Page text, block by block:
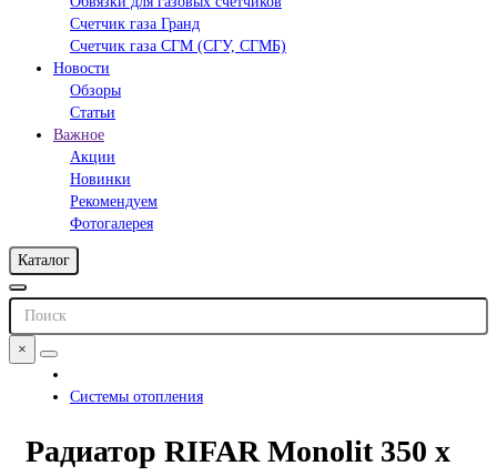
Счетчик газа Гранд
Счетчик газа СГМ (СГУ, СГМБ)
Новости
Обзоры
Статьи
Важное
Акции
Новинки
Рекомендуем
Фотогалерея
Каталог
×
Системы отопления
Радиатор RIFAR Monolit 350 х